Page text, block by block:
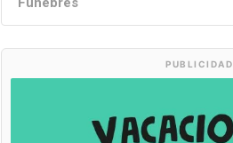
PUBLICIDAD